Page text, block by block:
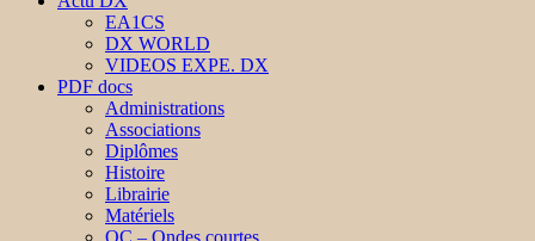
EA1CS
DX WORLD
VIDEOS EXPE. DX
PDF docs
Administrations
Associations
Diplômes
Histoire
Librairie
Matériels
OC – Ondes courtes